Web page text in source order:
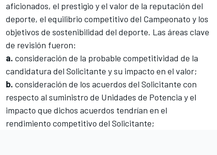
aficionados, el prestigio y el valor de la reputación del
deporte, el equilibrio competitivo del Campeonato y los
objetivos de sostenibilidad del deporte. Las áreas clave
de revisión fueron:
a. consideración de la probable competitividad de la
candidatura del Solicitante y su impacto en el valor;
b. consideración de los acuerdos del Solicitante con
respecto al suministro de Unidades de Potencia y el
impacto que dichos acuerdos tendrían en el
rendimiento competitivo del Solicitante;